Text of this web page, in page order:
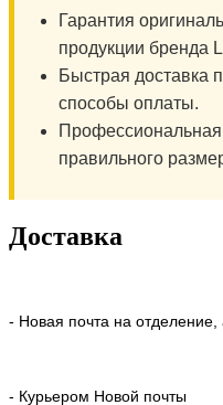
Гарантия
продукции бренда
Быстрая доставка
способы оплаты.
правильного
Доставка
- Новая почта на отделение,
- Курьером Новой почты